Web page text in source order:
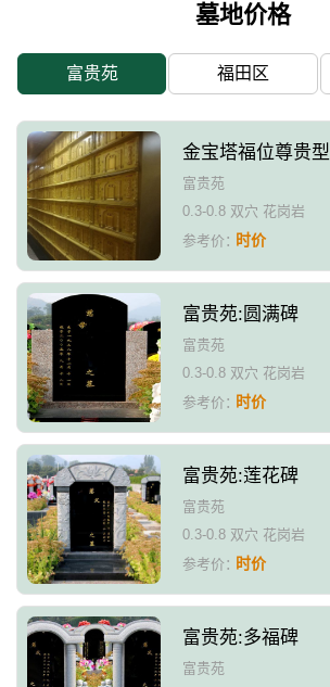
墓地价格
富贵苑 福田区
金宝塔福位尊贵型
富贵苑
0.3-0.8 双穴 花岗岩
参考价：时价
富贵苑:圆满碑
富贵苑
0.3-0.8 双穴 花岗岩
参考价：时价
富贵苑:莲花碑
富贵苑
0.3-0.8 双穴 花岗岩
参考价：时价
富贵苑:多福碑
富贵苑